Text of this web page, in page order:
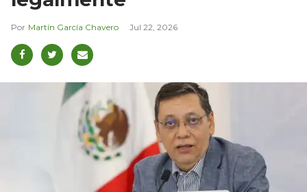
Martín García Chavero Jul 22, 2026